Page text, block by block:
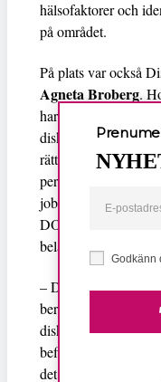
hälsofaktorer och
på området.
På plats var också
Agneta Broberg.
har fördelen att de
rätt kompetens för
perspektivet som är
jobbar med den
DO inte får in så
belagda
– Det finns såklart
bero på två saker,
diskriminerad inte
befinner sig i en
det skulle bli värre
Godkänn